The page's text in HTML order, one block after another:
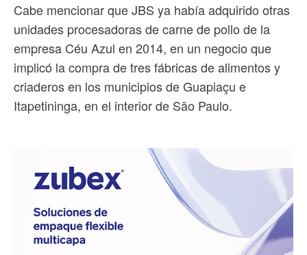
Cabe mencionar que JBS ya había adquirido otras
unidades procesadoras de carne de pollo de la
empresa Céu Azul en 2014, en un negocio que
implicó la compra de tres fábricas de alimentos y
criaderos en los municipios de Guapiaçu e
Itapetininga, en el interior de São Paulo.